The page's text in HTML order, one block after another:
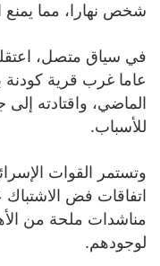
شخص نهارا، مما
عاما غرب قرية كودنة
الماضي، واقتادته
للأسباب.
وتستمر القوات
اتفاقات فض الاشتباك
مناشدات ملحة من
لوجودهم.